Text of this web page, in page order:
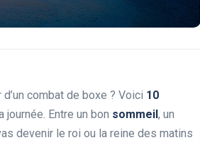
combat de boxe ? Voici 10
Entre un bon sommeil , un
devenir le roi ou la reine des matins